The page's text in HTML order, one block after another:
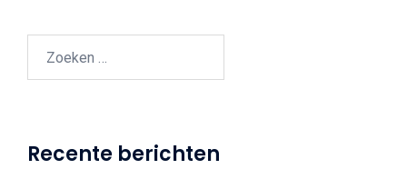
Recente berichten